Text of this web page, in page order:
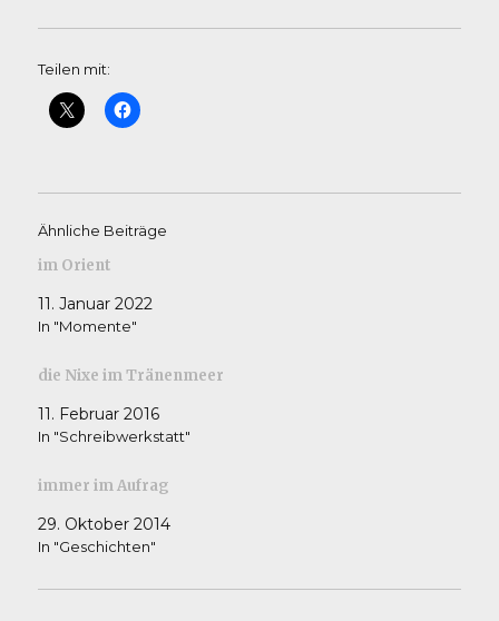
Teilen mit:
Ähnliche Beiträge
im Orient
11. Januar 2022
In "Momente"
die Nixe im Tränenmeer
11. Februar 2016
In "Schreibwerkstatt"
immer im Aufrag
29. Oktober 2014
In "Geschichten"